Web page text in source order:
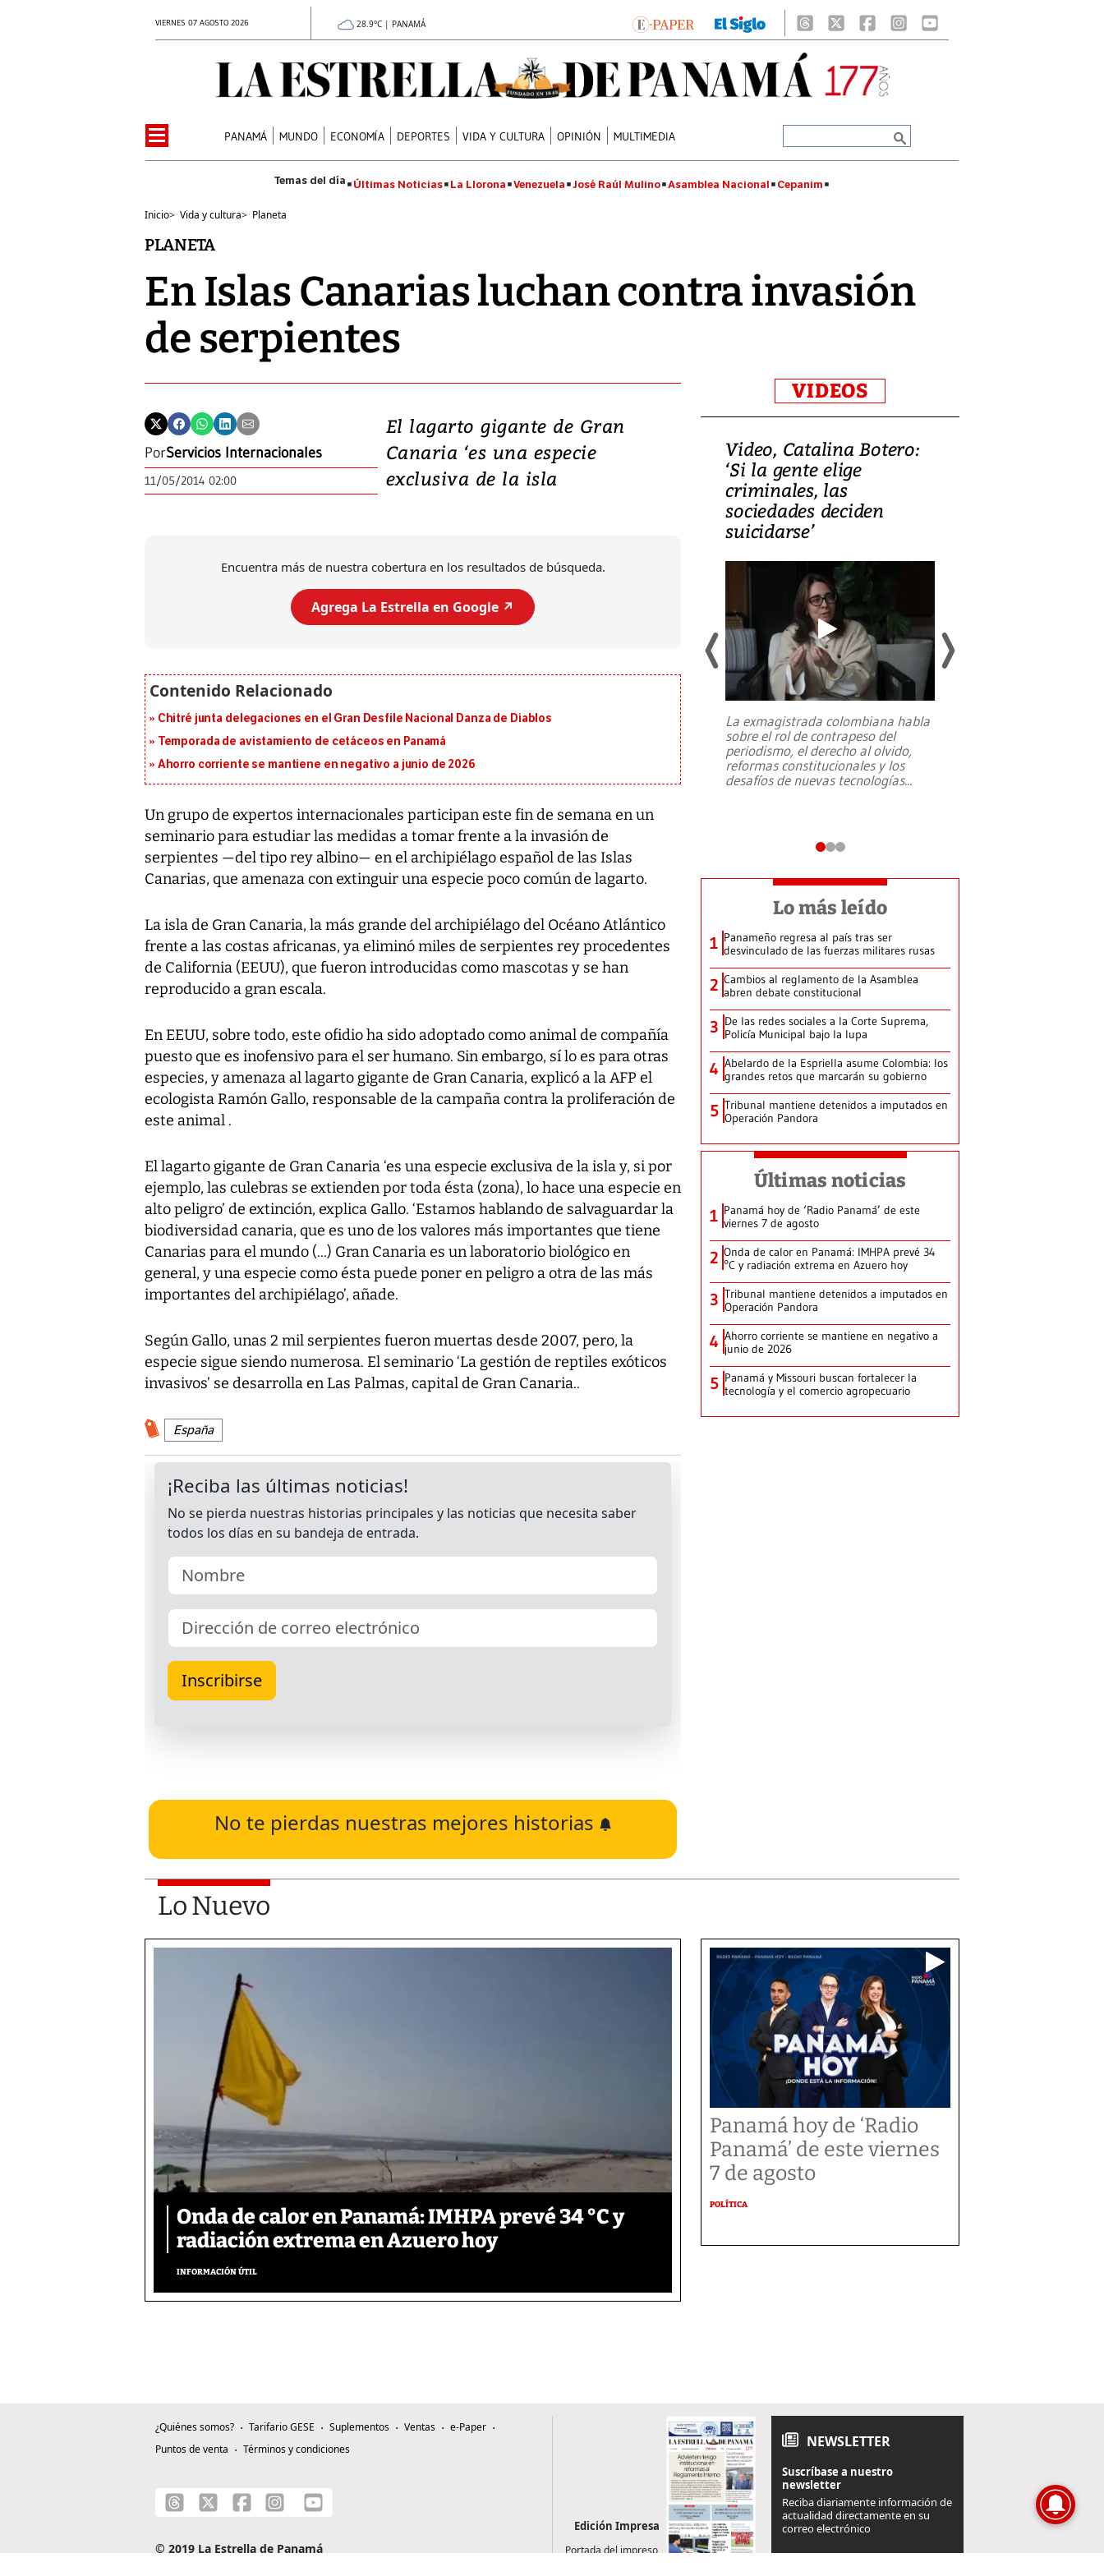
VIERNES 07 AGOSTO 2026 28.9°C | PANAMÁ
PANAMÁ MUNDO ECONOMÍA DEPORTES VIDA Y CULTURA OPINIÓN MULTIMEDIA
Últimas Noticias La Llorona Venezuela José Raúl Mulino Asamblea Nacional Cepanim
Inicio> Vida y cultura> Planeta
PLANETA
En Islas Canarias luchan contra invasión
de serpientes
PorServicios Internacionales
11/05/2014 02:00
El lagarto gigante de Gran
Canaria ‘es una especie
exclusiva de la isla
Encuentra más de nuestra cobertura en los resultados de búsqueda.
Agrega La Estrella en Google ↗️
Chitré junta delegaciones en el Gran Desfile Nacional Danza de Diablos
Temporada de avistamiento de cetáceos en Panamá
Ahorro corriente se mantiene en negativo a junio de 2026
Un grupo de expertos internacionales participan este fin de semana en un
seminario para estudiar las medidas a tomar frente a la invasión de
serpientes —del tipo rey albino— en el archipiélago español de las Islas
Canarias, que amenaza con extinguir una especie poco común de lagarto.
La isla de Gran Canaria, la más grande del archipiélago del Océano Atlántico
frente a las costas africanas, ya eliminó miles de serpientes rey procedentes
de California (EEUU), que fueron introducidas como mascotas y se han
reproducido a gran escala.
En EEUU, sobre todo, este ofidio ha sido adoptado como animal de compañía
puesto que es inofensivo para el ser humano. Sin embargo, sí lo es para otras
especies, y amenaza al lagarto gigante de Gran Canaria, explicó a la AFP el
ecologista Ramón Gallo, responsable de la campaña contra la proliferación de
este animal .
El lagarto gigante de Gran Canaria ‘es una especie exclusiva de la isla y, si por
ejemplo, las culebras se extienden por toda ésta (zona), lo hace una especie en
alto peligro’ de extinción, explica Gallo. ‘Estamos hablando de salvaguardar la
biodiversidad canaria, que es uno de los valores más importantes que tiene
Canarias para el mundo (...) Gran Canaria es un laboratorio biológico en
general, y una especie como ésta puede poner en peligro a otra de las más
importantes del archipiélago’, añade.
Según Gallo, unas 2 mil serpientes fueron muertas desde 2007, pero, la
especie sigue siendo numerosa. El seminario ‘La gestión de reptiles exóticos
invasivos’ se desarrolla en Las Palmas, capital de Gran Canaria..
España
No te pierdas nuestras mejores historias
VIDEOS
Video, Japón: Terremoto
deja heridos y graves
daños en Kumamoto
Un fuerte terremoto de magnitud
julio en la prefectura de Kumamoto,
al sur de Japón, provocando una
Video, Catalina Botero:
‘Si la gente elige
criminales, las
sociedades deciden
suicidarse’
La exmagistrada colombiana habla
sobre el rol de contrapeso del
periodismo, el derecho al olvido,
reformas constitucionales y los
desafíos de nuevas tecnologías...
Lo más leído
1 Panameño regresa al país tras ser
desvinculado de las fuerzas militares rusas
2 Cambios al reglamento de la Asamblea
abren debate constitucional
3 De las redes sociales a la Corte Suprema,
Policía Municipal bajo la lupa
4 Abelardo de la Espriella asume Colombia: los
grandes retos que marcarán su gobierno
5 Tribunal mantiene detenidos a imputados en
Operación Pandora
Últimas noticias
1 Panamá hoy de ‘Radio Panamá’ de este
viernes 7 de agosto
2 Onda de calor en Panamá: IMHPA prevé 34
°C y radiación extrema en Azuero hoy
3 Tribunal mantiene detenidos a imputados en
Operación Pandora
4 Ahorro corriente se mantiene en negativo a
junio de 2026
5 Panamá y Missouri buscan fortalecer la
tecnología y el comercio agropecuario
Lo Nuevo
Onda de calor en Panamá: IMHPA prevé 34 °C y
radiación extrema en Azuero hoy
INFORMACIÓN ÚTIL
Panamá hoy de ‘Radio
Panamá’ de este viernes
7 de agosto
POLÍTICA
¿Quiénes somos? Tarifario GESE Suplementos Ventas
e-Paper
Puntos de venta
Términos y condiciones
© 2019 La Estrella de Panamá
Edición Impresa
Portada del impreso
NEWSLETTER
Suscríbase a nuestro
newsletter
Reciba diariamente información de
actualidad directamente en su
correo electrónico